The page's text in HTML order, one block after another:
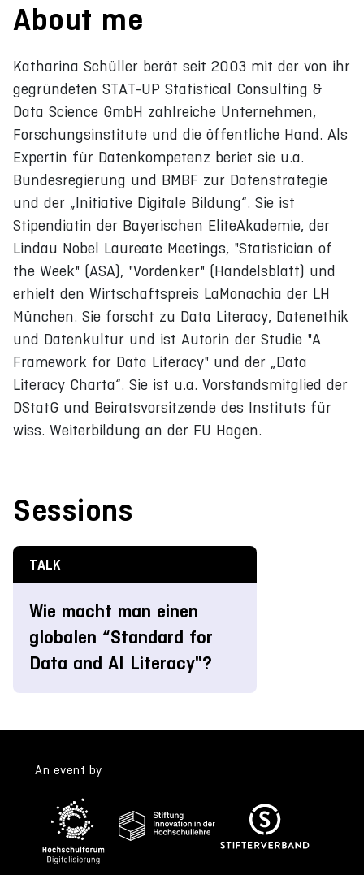
About me
Katharina Schüller berät seit 2003 mit der von ihr
gegründeten STAT-UP Statistical Consulting &
Data Science GmbH zahlreiche Unternehmen,
Forschungsinstitute und die öffentliche Hand. Als
Expertin für Datenkompetenz beriet sie u.a.
Bundesregierung und BMBF zur Datenstrategie
und der „Initiative Digitale Bildung“. Sie ist
Stipendiatin der Bayerischen EliteAkademie, der
Lindau Nobel Laureate Meetings, "Statistician of
the Week" (ASA), "Vordenker" (Handelsblatt) und
erhielt den Wirtschaftspreis LaMonachia der LH
München. Sie forscht zu Data Literacy, Datenethik
und Datenkultur und ist Autorin der Studie "A
Framework for Data Literacy" und der „Data
Literacy Charta“. Sie ist u.a. Vorstandsmitglied der
DStatG und Beiratsvorsitzende des Instituts für
wiss. Weiterbildung an der FU Hagen.
Sessions
TALK
Wie macht man einen
globalen “Standard for
Data and AI Literacy"?
An event by